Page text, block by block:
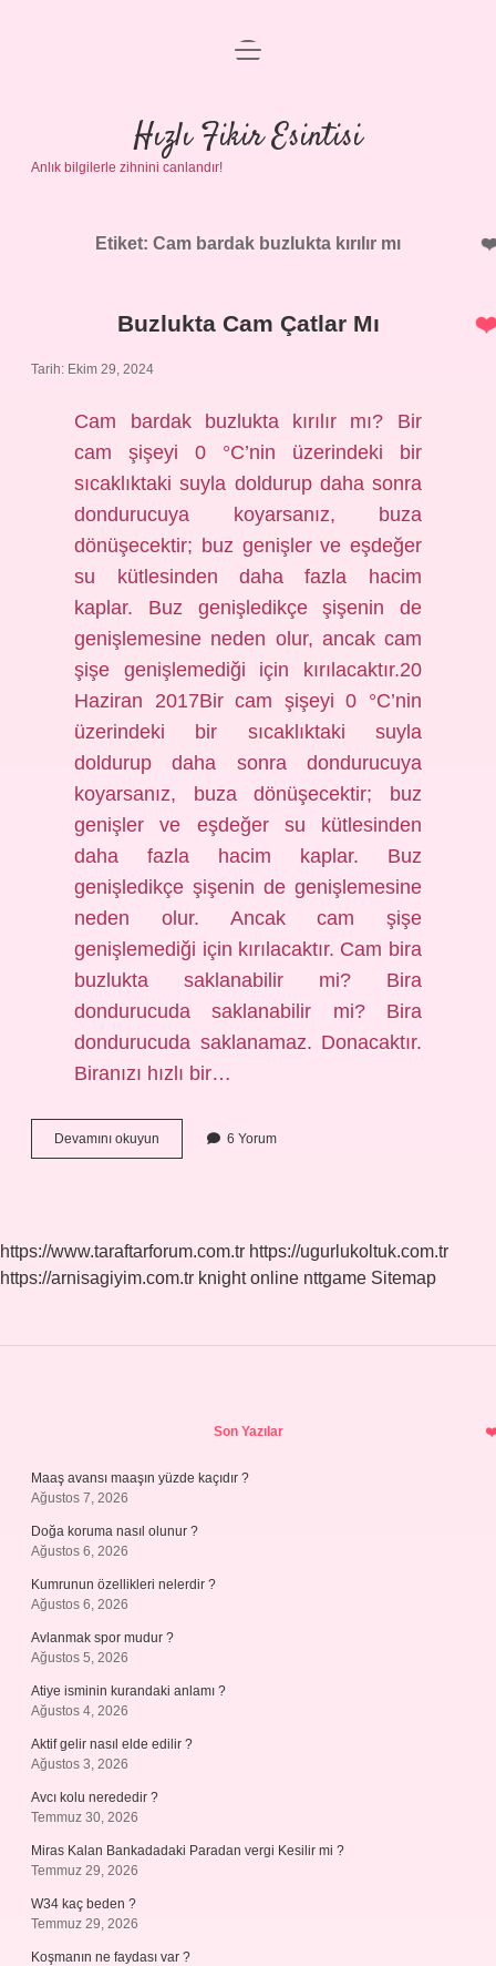
Anasayfa
Gizlilik Politikası
Yasal Uyarı
menüyü
Hızlı Fikir Esintisi
Anlık bilgilerle zihnini canlandır!
Etiket: Cam bardak buzlukta kırılır mı
Buzlukta Cam Çatlar Mı
Tarih: Ekim 29, 2024
Cam bardak buzlukta kırılır mı? Bir
cam şişeyi 0 °C’nin üzerindeki bir
sıcaklıktaki suyla doldurup daha sonra
dondurucuya koyarsanız, buza
dönüşecektir; buz genişler ve eşdeğer
su kütlesinden daha fazla hacim
kaplar. Buz genişledikçe şişenin de
genişlemesine neden olur, ancak cam
şişe genişlemediği için kırılacaktır.20
Haziran 2017Bir cam şişeyi 0 °C’nin
üzerindeki bir sıcaklıktaki suyla
doldurup daha sonra dondurucuya
koyarsanız, buza dönüşecektir; buz
genişler ve eşdeğer su kütlesinden
daha fazla hacim kaplar. Buz
genişledikçe şişenin de genişlemesine
neden olur. Ancak cam şişe
genişlemediği için kırılacaktır. Cam bira
buzlukta saklanabilir mi? Bira
dondurucuda saklanabilir mi? Bira
dondurucuda saklanamaz. Donacaktır.
Biranızı hızlı bir…
Devamını okuyun Buzlukta
Cam
6 Yorum
https://www.taraftarforum.com.tr https://ugurlukoltuk.com.tr
https://arnisagiyim.com.tr knight online nttgame Sitemap
Son Yazılar
Maaş avansı maaşın yüzde kaçıdır ?
Ağustos 7, 2026
Doğa koruma nasıl olunur ?
Ağustos 6, 2026
Kumrunun özellikleri nelerdir ?
Ağustos 6, 2026
Avlanmak spor mudur ?
Ağustos 5, 2026
Atiye isminin kurandaki anlamı ?
Ağustos 4, 2026
Aktif gelir nasıl elde edilir ?
Ağustos 3, 2026
Avcı kolu nerededir ?
Temmuz 30, 2026
Miras Kalan Bankadadaki Paradan vergi Kesilir mi ?
Temmuz 29, 2026
W34 kaç beden ?
Temmuz 29, 2026
Koşmanın ne faydası var ?